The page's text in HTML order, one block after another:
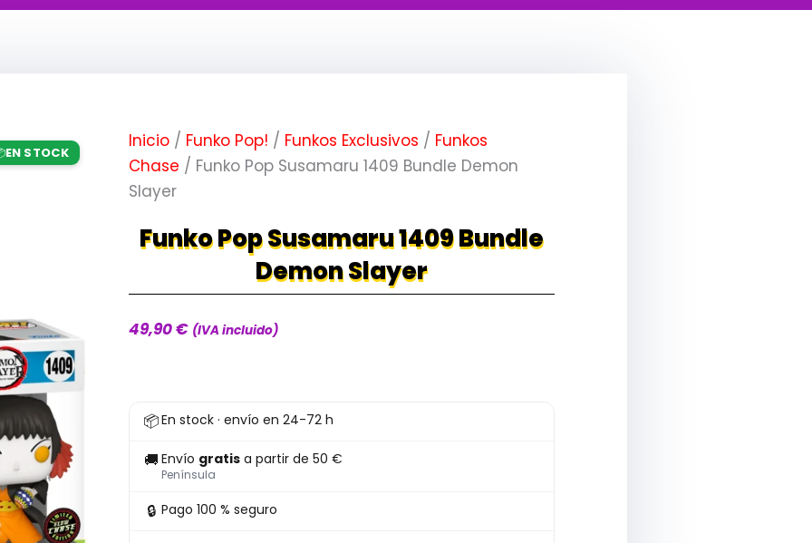
EN STOCK
Inicio / Funko Pop! / Funkos Exclusivos / Funkos
Chase / Funko Pop Susamaru 1409 Bundle Demon
Slayer
Funko Pop Susamaru 1409 Bundle
Demon Slayer
49,90€ (IVA incluido)
📦En stock · envío en 24-72 h
🚚 Envío gratis a partir de 50 €
Península
🔒 Pago 100 % seguro
Pop
Susamaru
1409
Bundle